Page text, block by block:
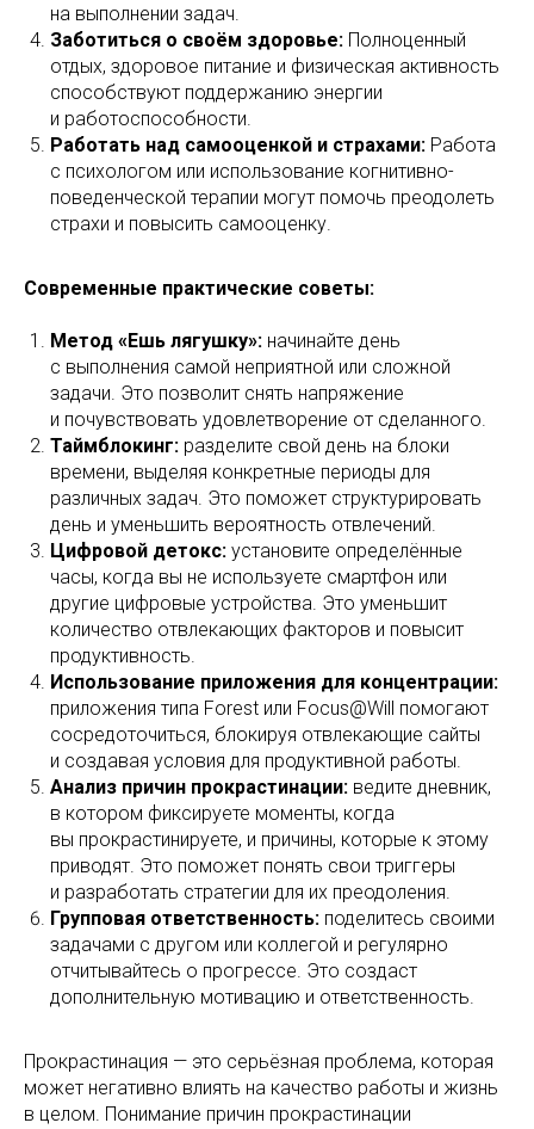
на выполнении задач.
Заботиться о своём здоровье: Полноценный
отдых, здоровое питание и физическая активность
способствуют поддержанию энергии
и работоспособности.
Работать над самооценкой и страхами: Работа
с психологом или использование когнитивно-
поведенческой терапии могут помочь преодолеть
страхи и повысить самооценку.
Современные практические советы:
Метод «Ешь лягушку»: начинайте день
с выполнения самой неприятной или сложной
задачи. Это позволит снять напряжение
и почувствовать удовлетворение от сделанного.
Таймблокинг: разделите свой день на блоки
времени, выделяя конкретные периоды для
различных задач. Это поможет структурировать
день и уменьшить вероятность отвлечений.
Цифровой детокс: установите определённые
часы, когда вы не используете смартфон или
другие цифровые устройства. Это уменьшит
количество отвлекающих факторов и повысит
продуктивность.
Использование приложения для концентрации:
приложения типа Forest или Focus@Will помогают
сосредоточиться, блокируя отвлекающие сайты
и создавая условия для продуктивной работы.
Анализ причин прокрастинации: ведите дневник,
в котором фиксируете моменты, когда
вы прокрастинируете, и причины, которые к этому
приводят. Это поможет понять свои триггеры
и разработать стратегии для их преодоления.
Групповая ответственность: поделитесь своими
задачами с другом или коллегой и регулярно
отчитывайтесь о прогрессе. Это создаст
дополнительную мотивацию и ответственность.
Прокрастинация — это серьёзная проблема, которая
может негативно влиять на качество работы и жизнь
в целом. Понимание причин прокрастинации